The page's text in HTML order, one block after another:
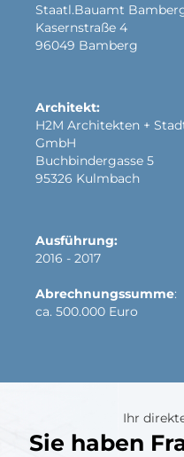
Staatl.Bauamt
Kasernstraße 4
96049 Bamberg
Architekt:
H2M Architekten +
GmbH
Buchbindergasse 5
95326 Kulmbach
Ausführung:
2016 - 2017
Abrechnungssumme:
ca. 500.000 Euro
Ihr
Sie haben